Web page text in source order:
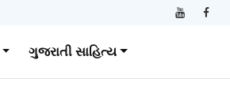
ગુજરાતી સાહિત્ય